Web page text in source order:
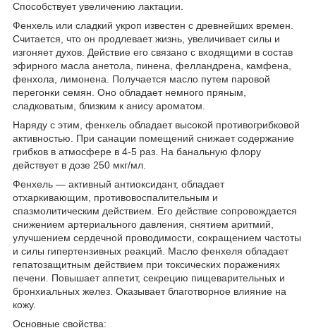
Способствует увеличению лактации.
Фенхель или сладкий укроп известен с древнейших времен.
Считается, что он продлевает жизнь, увеличивает силы и
изгоняет духов. Действие его связано с входящими в состав
эфирного масла анетола, пинена, фелландрена, камфена,
фенхола, лимонена. Получается масло путем паровой
перегонки семян. Оно обладает немного пряным,
сладковатым, близким к анису ароматом.
Наряду с этим, фенхель обладает высокой противогрибковой
активностью. При санации помещений снижает содержание
грибков в атмосфере в 4-5 раз. На банальную флору
действует в дозе 250 мкг/мл.
Фенхель — активный антиоксидант, обладает
отхаркивающим, противовоспалительным и
спазмолитическим действием. Его действие сопровождается
снижением артериального давления, снятием аритмий,
улучшением сердечной проводимости, сокращением частоты
и силы гипертензивных реакций. Масло фенхеля обладает
гепатозащитным действием при токсических поражениях
печени. Повышает аппетит, секрецию пищеварительных и
бронхиальных желез. Оказывает благотворное влияние на
кожу.
Основные свойства: